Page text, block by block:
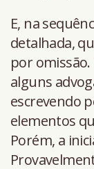
E, na
detalhada,
por
alguns
escrevendo
elementos
Porém, a